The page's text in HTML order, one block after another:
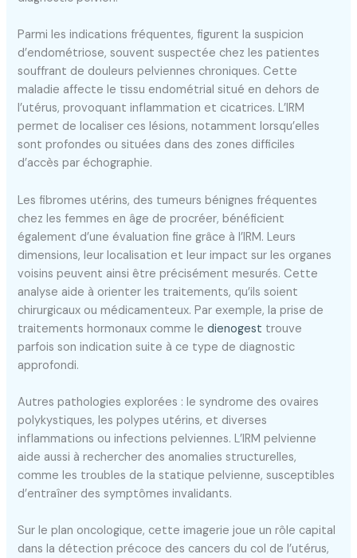
Parmi les indications fréquentes, figurent la suspicion
d’endométriose, souvent suspectée chez les patientes
souffrant de douleurs pelviennes chroniques. Cette
maladie affecte le tissu endométrial situé en dehors de
l’utérus, provoquant inflammation et cicatrices. L’IRM
permet de localiser ces lésions, notamment lorsqu’elles
sont profondes ou situées dans des zones difficiles
d’accès par échographie.
Les fibromes utérins, des tumeurs bénignes fréquentes
chez les femmes en âge de procréer, bénéficient
également d’une évaluation fine grâce à l’IRM. Leurs
dimensions, leur localisation et leur impact sur les organes
voisins peuvent ainsi être précisément mesurés. Cette
analyse aide à orienter les traitements, qu’ils soient
chirurgicaux ou médicamenteux. Par exemple, la prise de
traitements hormonaux comme ledienogest trouve
parfois son indication suite à ce type de diagnostic
approfondi.
Autres pathologies explorées : le syndrome des ovaires
polykystiques, les polypes utérins, et diverses
inflammations ou infections pelviennes. L’IRM pelvienne
aide aussi à rechercher des anomalies structurelles,
comme les troubles de la statique pelvienne, susceptibles
d’entraîner des symptômes invalidants.
Sur le plan oncologique, cette imagerie joue un rôle capital
dans la détection précoce des cancers du col de l’utérus,